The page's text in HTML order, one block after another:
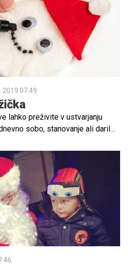
sama, včasih meseci tako
ne vidijo. Z mamico treh hčera:
o čarobnem
prazničnih običajih. Drage
članka ne spreglejte nagradne
nakupovanje prav s slavno
2019 07.49
lahko preživite v ustvarjanju
sobo, stanovanje ali darila.